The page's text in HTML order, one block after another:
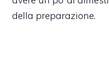
della preparazione.